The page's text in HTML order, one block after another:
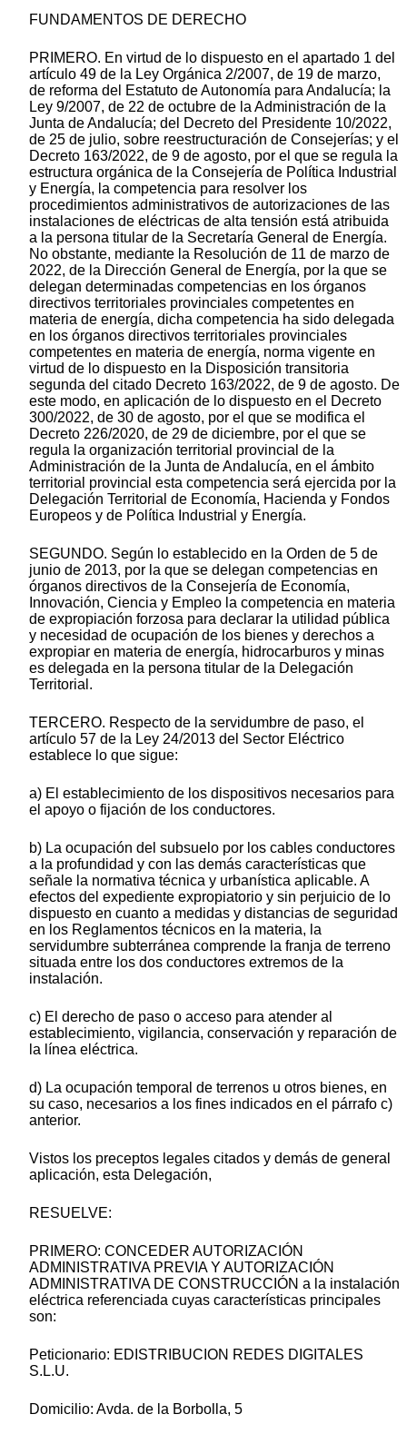
FUNDAMENTOS DE DERECHO
PRIMERO. En virtud de lo dispuesto en el apartado 1 del
artículo 49 de la Ley Orgánica 2/2007, de 19 de marzo,
de reforma del Estatuto de Autonomía para Andalucía; la
Ley 9/2007, de 22 de octubre de la Administración de la
Junta de Andalucía; del Decreto del Presidente 10/2022,
de 25 de julio, sobre reestructuración de Consejerías; y el
Decreto 163/2022, de 9 de agosto, por el que se regula la
estructura orgánica de la Consejería de Política Industrial
y Energía, la competencia para resolver los
procedimientos administrativos de autorizaciones de las
instalaciones de eléctricas de alta tensión está atribuida
a la persona titular de la Secretaría General de Energía.
No obstante, mediante la Resolución de 11 de marzo de
2022, de la Dirección General de Energía, por la que se
delegan determinadas competencias en los órganos
directivos territoriales provinciales competentes en
materia de energía, dicha competencia ha sido delegada
en los órganos directivos territoriales provinciales
competentes en materia de energía, norma vigente en
virtud de lo dispuesto en la Disposición transitoria
segunda del citado Decreto 163/2022, de 9 de agosto. De
este modo, en aplicación de lo dispuesto en el Decreto
300/2022, de 30 de agosto, por el que se modifica el
Decreto 226/2020, de 29 de diciembre, por el que se
regula la organización territorial provincial de la
Administración de la Junta de Andalucía, en el ámbito
territorial provincial esta competencia será ejercida por la
Delegación Territorial de Economía, Hacienda y Fondos
Europeos y de Política Industrial y Energía.
SEGUNDO. Según lo establecido en la Orden de 5 de
junio de 2013, por la que se delegan competencias en
órganos directivos de la Consejería de Economía,
Innovación, Ciencia y Empleo la competencia en materia
de expropiación forzosa para declarar la utilidad pública
y necesidad de ocupación de los bienes y derechos a
expropiar en materia de energía, hidrocarburos y minas
es delegada en la persona titular de la Delegación
Territorial.
TERCERO. Respecto de la servidumbre de paso, el
artículo 57 de la Ley 24/2013 del Sector Eléctrico
establece lo que sigue:
a) El establecimiento de los dispositivos necesarios para
el apoyo o fijación de los conductores.
b) La ocupación del subsuelo por los cables conductores
a la profundidad y con las demás características que
señale la normativa técnica y urbanística aplicable. A
efectos del expediente expropiatorio y sin perjuicio de lo
dispuesto en cuanto a medidas y distancias de seguridad
en los Reglamentos técnicos en la materia, la
servidumbre subterránea comprende la franja de terreno
situada entre los dos conductores extremos de la
instalación.
c) El derecho de paso o acceso para atender al
establecimiento, vigilancia, conservación y reparación de
la línea eléctrica.
d) La ocupación temporal de terrenos u otros bienes, en
su caso, necesarios a los fines indicados en el párrafo c)
anterior.
Vistos los preceptos legales citados y demás de general
aplicación, esta Delegación,
RESUELVE:
PRIMERO: CONCEDER AUTORIZACIÓN
ADMINISTRATIVA PREVIA Y AUTORIZACIÓN
ADMINISTRATIVA DE CONSTRUCCIÓN a la instalación
eléctrica referenciada cuyas características principales
son:
Peticionario: EDISTRIBUCION REDES DIGITALES
S.L.U.
Domicilio: Avda. de la Borbolla, 5